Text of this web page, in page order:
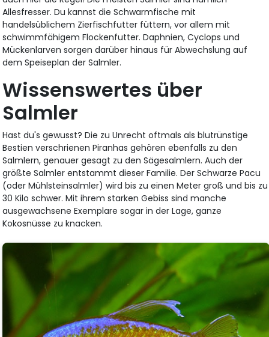
Allesfresser. Du kannst die Schwarmfische mit
handelsüblichem Zierfischfutter füttern, vor allem mit
schwimmfähigem Flockenfutter. Daphnien, Cyclops und
Mückenlarven sorgen darüber hinaus für Abwechslung auf
dem Speiseplan der Salmler.
Wissenswertes über
Salmler
Hast du's gewusst? Die zu Unrecht oftmals als blutrünstige
Bestien verschrienen Piranhas gehören ebenfalls zu den
Salmlern, genauer gesagt zu den Sägesalmlern. Auch der
größte Salmler entstammt dieser Familie. Der Schwarze Pacu
(oder Mühlsteinsalmler) wird bis zu einen Meter groß und bis zu
30 Kilo schwer. Mit ihrem starken Gebiss sind manche
ausgewachsene Exemplare sogar in der Lage, ganze
Kokosnüsse zu knacken.